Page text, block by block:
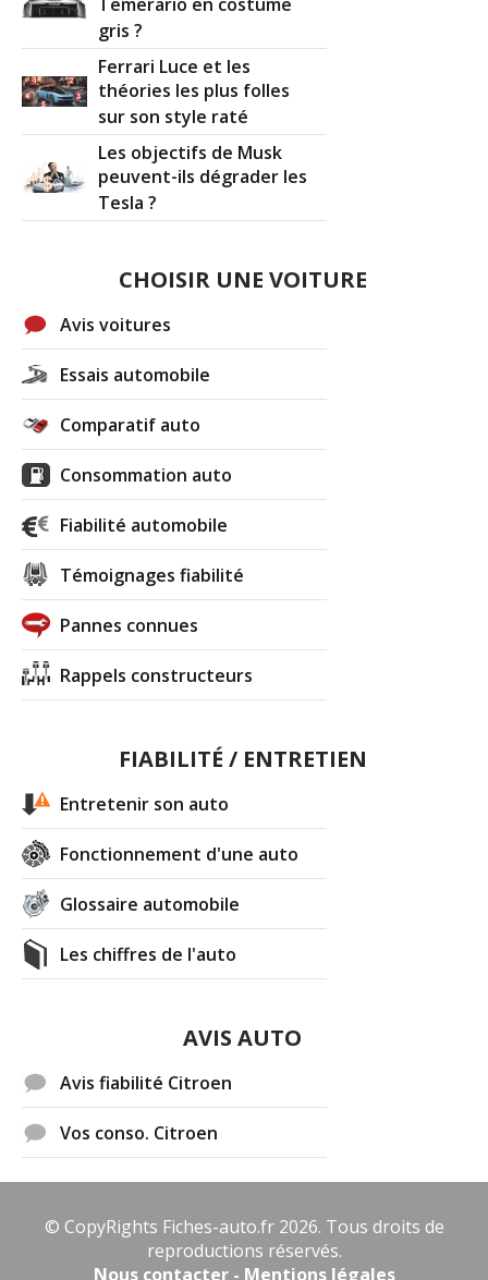
Temerario en costume
gris ?
Ferrari Luce et les
théories les plus folles
sur son style raté
Les objectifs de Musk
peuvent-ils dégrader les
Tesla ?
CHOISIR UNE VOITURE
Avis voitures
Essais automobile
Comparatif auto
Consommation auto
Fiabilité automobile
Témoignages fiabilité
Pannes connues
Rappels constructeurs
FIABILITÉ / ENTRETIEN
Entretenir son auto
Fonctionnement d'une auto
Glossaire automobile
Les chiffres de l'auto
AVIS AUTO
Avis fiabilité Citroen
Vos conso. Citroen
© CopyRights Fiches-auto.fr 2026. Tous droits de
reproductions réservés.
Nous contacter - Mentions légales